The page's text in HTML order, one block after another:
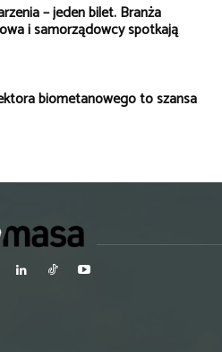
– jeden bilet. Branża
i samorządowcy spotkają
biometanowego to szansa